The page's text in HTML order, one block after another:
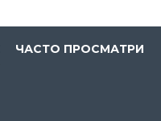
ЧАСТО